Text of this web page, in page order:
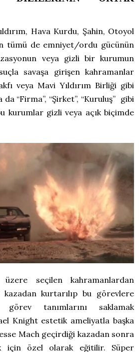
Hava Kurdu, Şahin, Otoyol
tümü de emniyet/ordu gücünün
veya gizli bir kurumun
savaşa girişen kahramanlar
veya Mavi Yıldırım Birliği gibi
“Firma”, “Şirket”, “Kuruluş” gibi
kurumlar gizli veya açık biçimde
üzere seçilen kahramanlardan
kazadan kurtarılıp bu görevlere
tanımlarını saklamak
Knight estetik ameliyatla başka
Mach geçirdiği kazadan sonra
için özel olarak eğitilir. Süper